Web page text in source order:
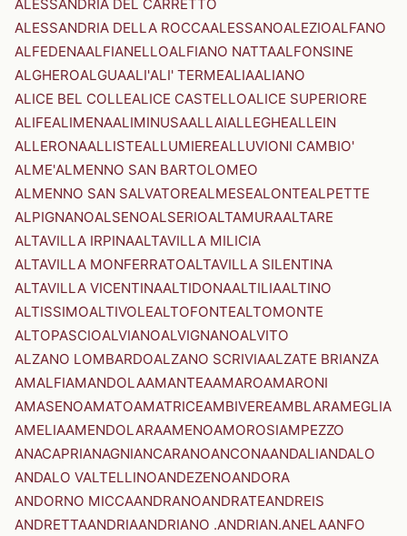
ALESSANDRIA DEL CARRETTO
ALESSANDRIA DELLA ROCCAALESSANOALEZIOALFANO
ALFEDENAALFIANELLOALFIANO NATTAALFONSINE
ALGHEROALGUAALI'ALI' TERMEALIAALIANO
ALICE BEL COLLEALICE CASTELLOALICE SUPERIORE
ALIFEALIMENAALIMINUSAALLAIALLEGHEALLEIN
ALLERONAALLISTEALLUMIEREALLUVIONI CAMBIO'
ALME'ALMENNO SAN BARTOLOMEO
ALMENNO SAN SALVATOREALMESEALONTEALPETTE
ALPIGNANOALSENOALSERIOALTAMURAALTARE
ALTAVILLA IRPINAALTAVILLA MILICIA
ALTAVILLA MONFERRATOALTAVILLA SILENTINA
ALTAVILLA VICENTINAALTIDONAALTILIAALTINO
ALTISSIMOALTIVOLEALTOFONTEALTOMONTE
ALTOPASCIOALVIANOALVIGNANOALVITO
ALZANO LOMBARDOALZANO SCRIVIAALZATE BRIANZA
AMALFIAMANDOLAAMANTEAAMAROAMARONI
AMASENOAMATOAMATRICEAMBIVEREAMBLARAMEGLIA
AMELIAAMENDOLARAAMENOAMOROSIAMPEZZO
ANACAPRIANAGNIANCARANOANCONAANDALIANDALO
ANDALO VALTELLINOANDEZENOANDORA
ANDORNO MICCAANDRANOANDRATEANDREIS
ANDRETTAANDRIAANDRIANO .ANDRIAN.ANELAANFO